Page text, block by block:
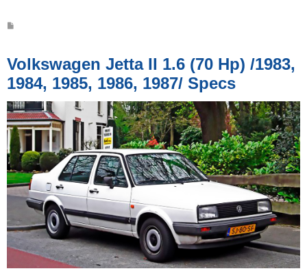
щ
е
и
е
Volkswagen Jetta II 1.6 (70 Hp) /1983,
1984, 1985, 1986, 1987/ Specs